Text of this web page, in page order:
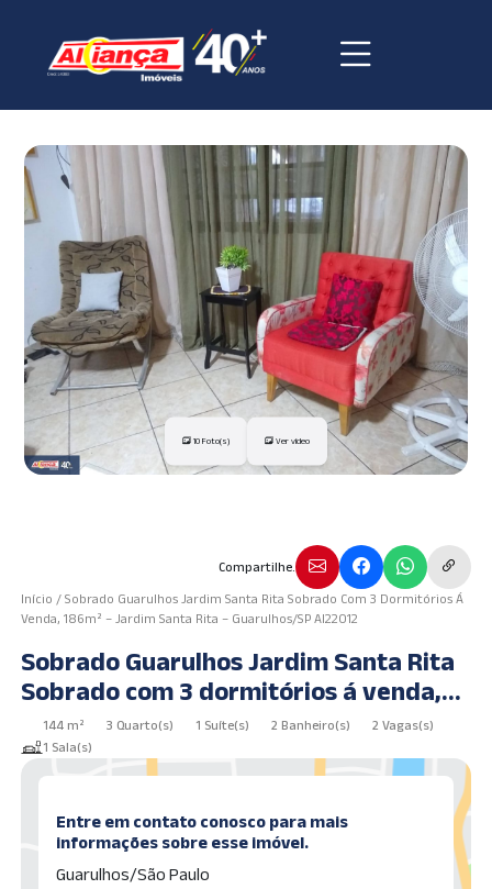
10 Foto(s) Ver vídeo
Compartilhe.
Início /Sobrado Guarulhos Jardim Santa Rita Sobrado Com 3 Dormitórios Á
Venda, 186m² – Jardim Santa Rita – Guarulhos/SP AI22012
Sobrado Guarulhos Jardim Santa Rita
Sobrado com 3 dormitórios á venda,
186m² – Jardim Santa Rita –
144 m² 3 Quarto(s) 1 Suíte(s) 2 Banheiro(s)
2 Vagas(s)
1 Sala(s)
Entre em contato conosco para mais
informações sobre esse imóvel.
Guarulhos/São Paulo